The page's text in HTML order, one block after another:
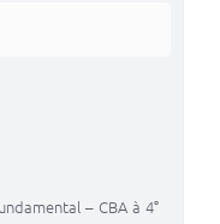
– CBA à 4°